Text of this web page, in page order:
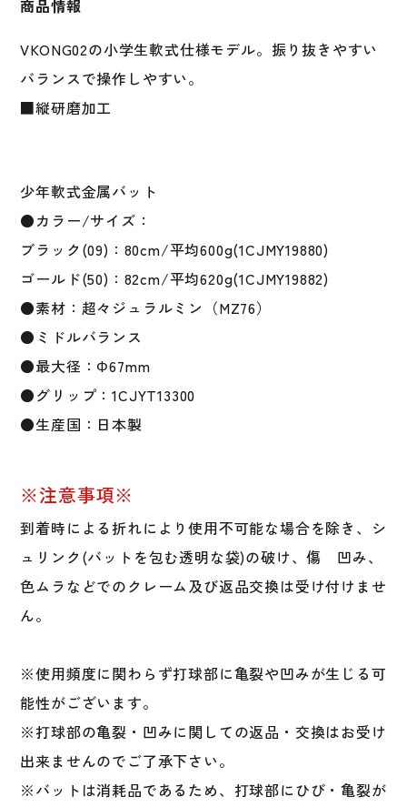
グ
小
学
生
軟
V
ン
グ
軟
野
球
軟
バ
ッ
年
式
ジ
ュ
ニ
ア
82cm
1CJMY198
1CJMY19880
1CJMY19882
個
商品情報
VKONG02の小学生軟式仕様モデル。振り抜きやすい
バランスで操作しやすい。
■縦研磨加工
少年軟式金属バット
●カラー/サイズ：
ブラック(09)：80cm/平均600g(1CJMY19880)
ゴールド(50)：82cm/平均620g(1CJMY19882)
●素材：超々ジュラルミン（MZ76）
●ミドルバランス
●最大径：Φ67mm
●グリップ：1CJYT13300
●生産国：日本製
※注意事項※
到着時による折れにより使用不可能な場合を除き、シ
ュリンク(バットを包む透明な袋)の破け、傷 凹み、
色ムラなどでのクレーム及び返品交換は受け付けませ
ん。
※使用頻度に関わらず打球部に亀裂や凹みが生じる可
能性がございます。
※打球部の亀裂・凹みに関しての返品・交換はお受け
出来ませんのでご了承下さい。
※バットは消耗品であるため、打球部にひび・亀裂が